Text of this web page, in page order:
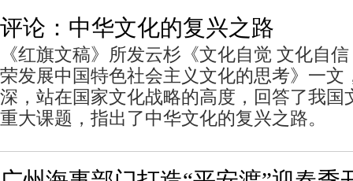
评论：中华文化的复兴之路
《红旗文稿》所发云杉《文化自觉 文化自
荣发展中国特色社会主义文化的思考》一文
深，站在国家文化战略的高度，回答了我国
重大课题，指出了中华文化的复兴之路。